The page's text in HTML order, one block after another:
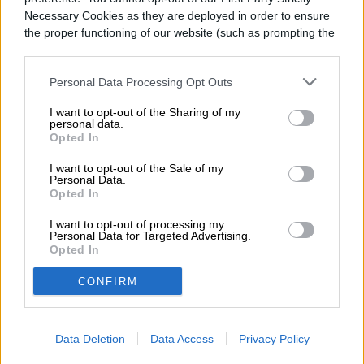
Necessary Cookies as they are deployed in order to ensure
the proper functioning of our website (such as prompting the
Personal Data Processing Opt Outs
I want to opt-out of the Sharing of my
personal data.
Opted In
I want to opt-out of the Sale of my
Personal Data.
Opted In
I want to opt-out of processing my
Personal Data for Targeted Advertising.
Opted In
CONFIRM
Data Deletion Data Access Privacy Policy
atención
En un mercado móvil cada vez más caro,
repetitivo y dominado por campañas de